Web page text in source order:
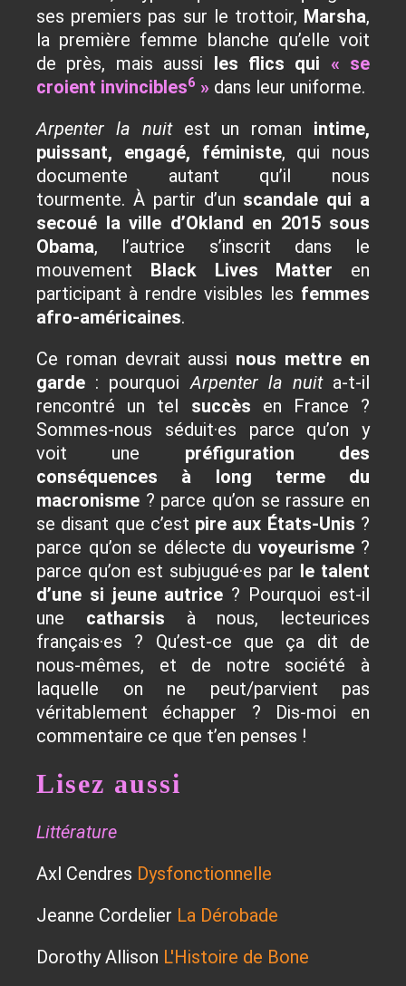
ses premiers pas sur le trottoir, Marsha,
la première femme blanche qu’elle voit
de près, mais aussi les flics qui « se
croient invincibles6 » dans leur uniforme.
Arpenter la nuitest un roman intime,
puissant, engagé, féministe, qui nous
documente autant qu’il nous
tourmente. À partir d’un scandale qui a
secoué la ville d’Okland en 2015 sous
Obama, l’autrice s’inscrit dans le
mouvement Black Lives Matter en
participant à rendre visibles les femmes
afro-américaines.
Ce roman devrait aussi nous mettre en
garde : pourquoiArpenter la nuita-t-il
rencontré un tel succès en France ?
Sommes-nous séduit·es parce qu’on y
voit une préfiguration des
conséquences à long terme du
macronisme ? parce qu’on se rassure en
se disant que c’est pire aux États-Unis ?
parce qu’on se délecte du voyeurisme ?
parce qu’on est subjugué·es par le talent
d’une si jeune autrice ? Pourquoi est-il
une catharsis à nous, lecteurices
français·es ? Qu’est-ce que ça dit de
nous-mêmes, et de notre société à
laquelle on ne peut/parvient pas
véritablement échapper ? Dis-moi en
commentaire ce que t’en penses !
Lisez aussi
Littérature
Axl Cendres Dysfonctionnelle
Jeanne Cordelier La Dérobade
Dorothy Allison L'Histoire de Bone